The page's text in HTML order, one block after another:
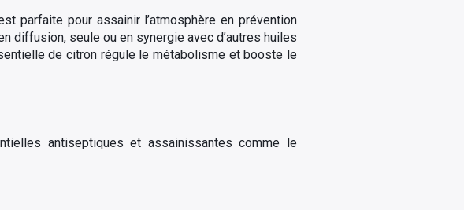
parfaite pour assainir l’atmosphère en prévention
diffusion, seule ou en synergie avec d’autres huiles
de citron régule le métabolisme et booste le
antiseptiques et assainissantes comme le